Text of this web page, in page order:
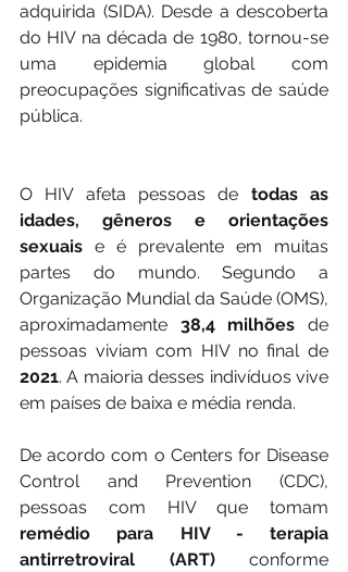
adquirida (SIDA). Desde a descoberta
do HIV na década de 1980, tornou-se
uma epidemia global com
preocupações significativas de saúde
pública.
O HIV afeta pessoas de todas as
idades, gêneros e orientações
sexuais e é prevalente em muitas
partes do mundo. Segundo a
Organização Mundial da Saúde (OMS),
aproximadamente 38,4 milhões de
2021. A maioria desses indivíduos vive
em países de baixa e média renda.
De acordo com o Centers for Disease
Control and Prevention (CDC),
remédio para HIV - terapia
antirretroviral (ART) conforme